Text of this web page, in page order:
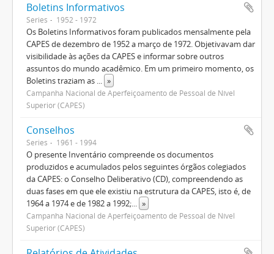
Boletins Informativos
Series 1952 - 1972
Os Boletins Informativos foram publicados mensalmente pela
CAPES de dezembro de 1952 a março de 1972. Objetivavam dar
visibilidade às ações da CAPES e informar sobre outros
assuntos do mundo acadêmico. Em um primeiro momento, os
Boletins traziam as ... »
Campanha Nacional de Aperfeiçoamento de Pessoal de Nível
Superior (CAPES)
Conselhos
Series 1961 - 1994
O presente Inventário compreende os documentos
produzidos e acumulados pelos seguintes órgãos colegiados
da CAPES: o Conselho Deliberativo (CD), compreendendo as
duas fases em que ele existiu na estrutura da CAPES, isto é, de
1964 a 1974 e de 1982 a 1992;... »
Campanha Nacional de Aperfeiçoamento de Pessoal de Nível
Superior (CAPES)